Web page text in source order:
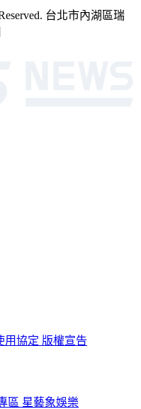
台北市內湖區瑞
用協定 版權宣告
區 星藝象娛樂